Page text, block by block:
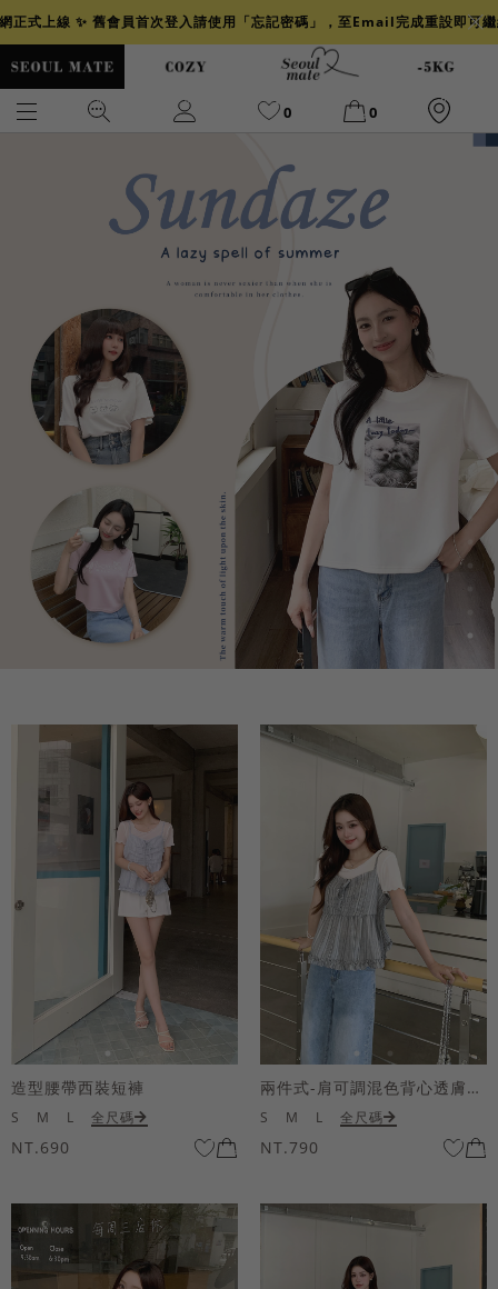
正式上線 ✨ 舊會員首次登入請使用「忘記密碼」，至Email完成重設即可
0 0
背心
透膚 小香 牛仔
襯衫 褲裙 冰感
涼感
造型腰帶西裝短褲
S M L 全尺碼
NT.690
兩件式-肩可調混色背心透膚上衣套組
S M L 全尺碼
NT.790